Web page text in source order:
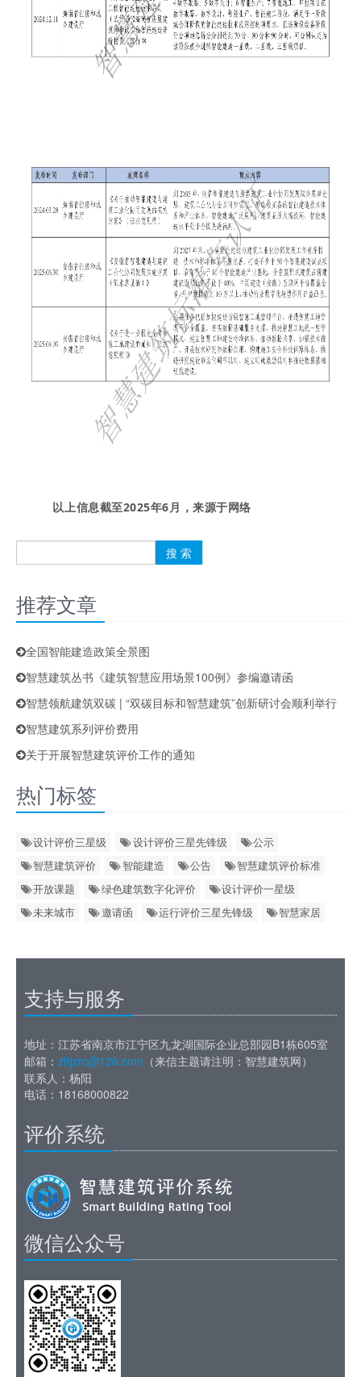
以上信息截至2025年6月，来源于网络
推荐文章
全国智能建造政策全景图
智慧建筑丛书《建筑智慧应用场景100例》参编邀请函
智慧领航建筑双碳 | “双碳目标和智慧建筑”创新研讨会顺利举行
智慧建筑系列评价费用
关于开展智慧建筑评价工作的通知
热门标签
设计评价三星级 设计评价三星先锋级
公示
智慧建筑评价
智能建造 公告
智慧建筑评价标准
开放课题
绿色建筑数字化评价
设计评价一星级
未来城市
邀请函 运行评价三星先锋级 智慧家居
支持与服务
地址：江苏省南京市江宁区九龙湖国际企业总部园B1栋605室
邮箱： zhjzrc@126.com （来信主题请注明：智慧建筑网）
联系人：杨阳
电话：18168000822
评价系统
微信公众号